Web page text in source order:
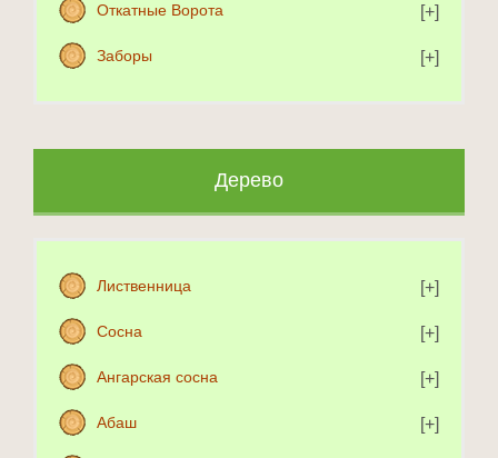
Откатные Ворота
Заборы
Дерево
Лиственница
Сосна
Ангарская сосна
Абаш